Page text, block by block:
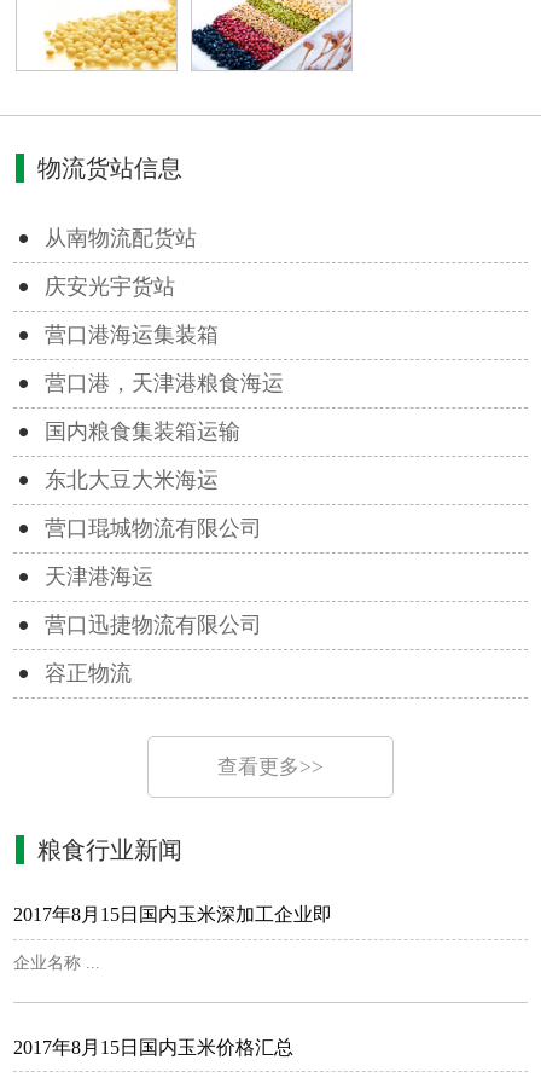
物流货站信息
从南物流配货站
庆安光宇货站
营口港海运集装箱
营口港，天津港粮食海运
国内粮食集装箱运输
东北大豆大米海运
营口琨城物流有限公司
天津港海运
营口迅捷物流有限公司
容正物流
查看更多>>
粮食行业新闻
2017年8月15日国内玉米深加工企业即
企业名称 ...
2017年8月15日国内玉米价格汇总